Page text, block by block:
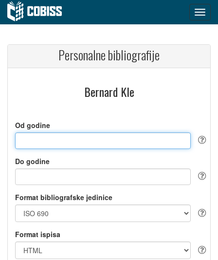
Personalne bibliografije
Bernard Kle
Od godine
Do godine
Format bibliografske jedinice
Format ispisa